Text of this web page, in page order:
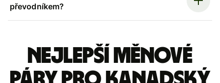
převodníkem?
Nejlepší měnové